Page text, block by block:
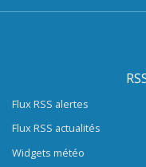
Flux RSS alertes
Flux RSS actualités
Widgets météo